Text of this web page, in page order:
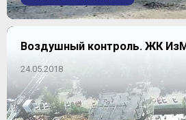
Воздушный контроль. ЖК
24.05.2018